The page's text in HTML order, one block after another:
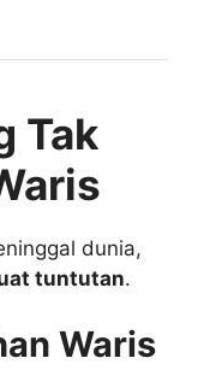
Tak
dunia,
tuntutan.
Waris